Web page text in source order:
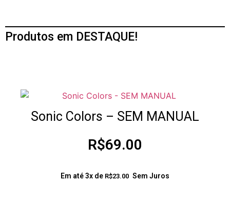
Produtos em DESTAQUE!
Sonic Colors – SEM MANUAL
R$69.00
Em até 3x de R$23.00 Sem Juros